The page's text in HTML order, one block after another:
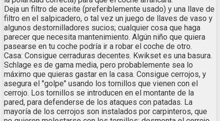
Deja un filtro de aceite (preferiblemente usado) y una llave de
filtro en el salpicadero, o tal vez un juego de llaves de vaso y
algunos destornilladores sucios; cualquier cosa que haga
parecer que necesita mantenimiento. Algún niño que quiera
pasearse en tu coche podría ir a robar el coche de otro.
Casa: Consigue cerraduras decentes. Kwikset es una basura.
Schlage es de gama media, pero probablemente sea lo
máximo que quieras gastar en la casa. Consigue cerrojos, y
asegura el "golpe" usando los tornillos que vienen con el
cerrojo. Los tornillos se introducen en el montante de la
pared, para defenderse de los ataques con patadas. La
mayoría de los cerrojos son instalados por carpinteros, que